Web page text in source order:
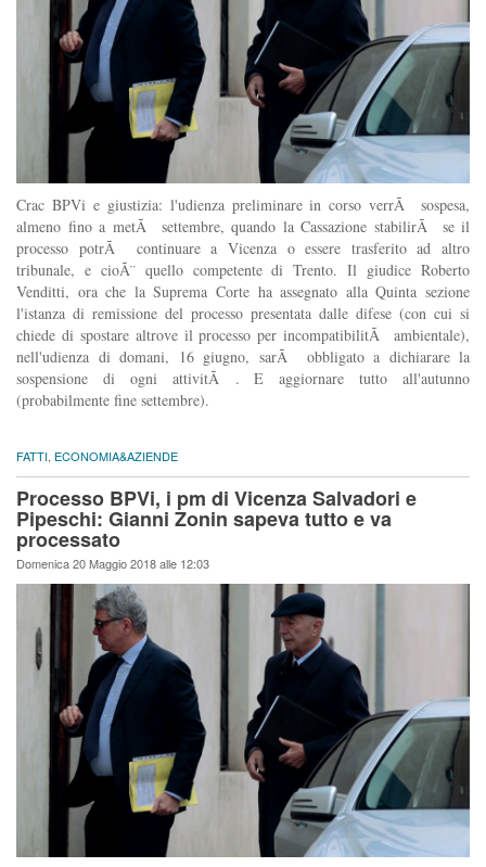
Crac BPVi e giustizia: l'udienza preliminare in corso verrÃ sospesa,
almeno fino a metÃ settembre, quando la Cassazione stabilirÃ se il
processo potrÃ continuare a Vicenza o essere trasferito ad altro
tribunale, e cioÃ¨ quello competente di Trento. Il giudice Roberto
Venditti, ora che la Suprema Corte ha assegnato alla Quinta sezione
l'istanza di remissione del processo presentata dalle difese (con cui si
chiede di spostare altrove il processo per incompatibilitÃ ambientale),
nell'udienza di domani, 16 giugno, sarÃ obbligato a dichiarare la
sospensione di ogni attivitÃ . E aggiornare tutto all'autunno
(probabilmente fine settembre).
FATTI ECONOMIA&AZIENDE
Processo BPVi, i pm di Vicenza Salvadori e
Pipeschi: Gianni Zonin sapeva tutto e va
processato
Domenica 20 Maggio 2018 alle 12:03